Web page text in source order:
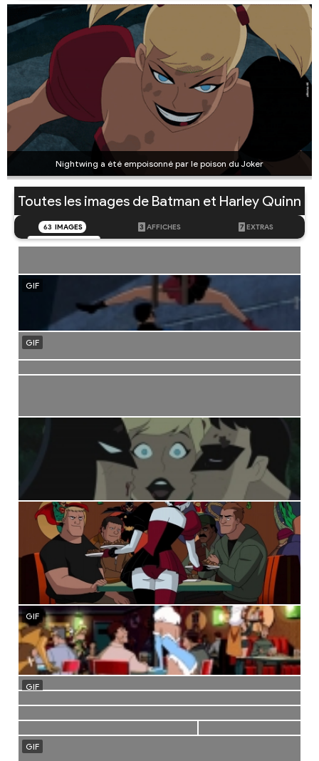
Nightwing a été empoisonné par le poison du Joker
Toutes les images de Batman et Harley Quinn
63 IMAGES 3 AFFICHES 7 EXTRAS